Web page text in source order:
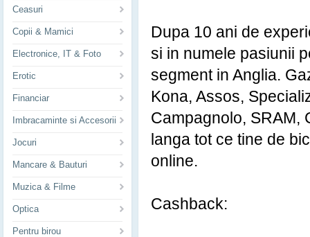
Dupa 10 ani de
si in numele pasiunii
segment in Anglia.
Kona, Assos,
Campagnolo, SRAM,
langa tot ce tine de
online.
Cashback:
Ceasuri
Copii & Mamici
Electronice, IT & Foto
Erotic
Financiar
Imbracaminte si Accesorii
Jocuri
Mancare & Bauturi
Muzica & Filme
Optica
Pentru birou